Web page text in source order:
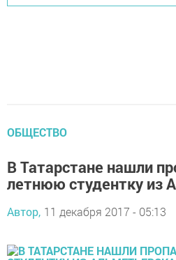
ОБЩЕСТВО
В Татарстане нашли
летнюю студентку из
Автор, 11 декабря 2017 - 05:13